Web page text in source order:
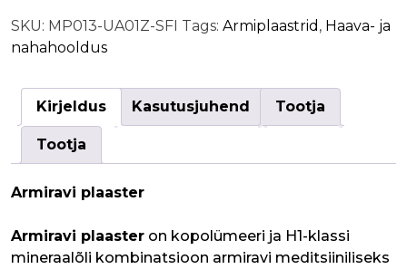
SKU: MP013-UA01Z-SFI Tags: Armiplaastrid , Haava- ja
nahahooldus
Kirjeldus Kasutusjuhend Tootja
Tootja
Armiravi plaaster
Armiravi plaaster on kopolümeeri ja H1-klassi
mineraalõli kombinatsioon armiravi meditsiiniliseks